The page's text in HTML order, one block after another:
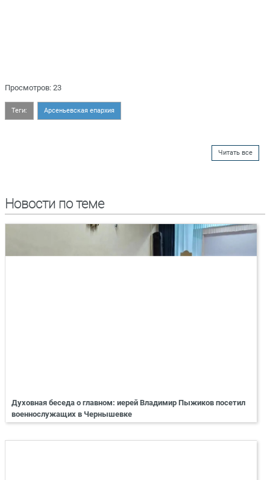
Просмотров: 23
Теги: Арсеньевская епархия
Читать все
Новости по теме
Духовная беседа о главном: иерей Владимир Пыжиков посетил
военнослужащих в Чернышевке